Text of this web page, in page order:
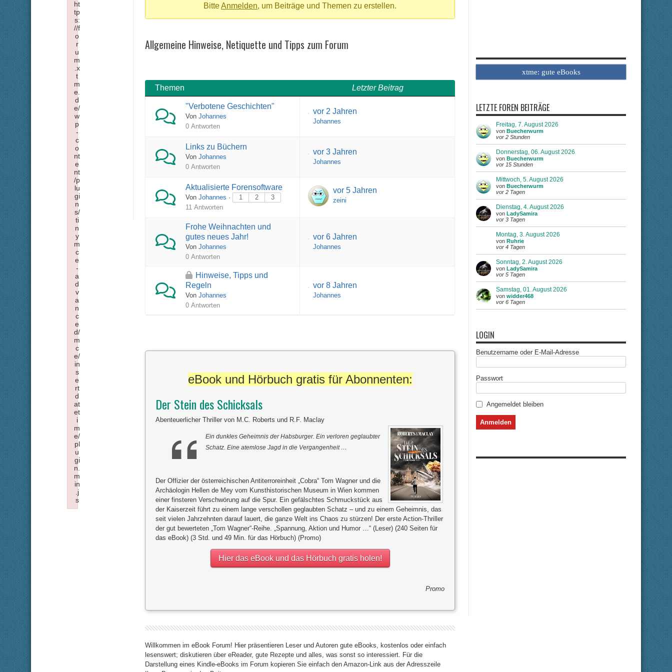
Du
hier:
BitteAnmelden, um Beiträge und Themen zu erstellen.
Allgemeine Hinweise, Netiquette und Tipps zum Forum
Themen Letzter Beitrag
"Verbotene Geschichten"
Von Johannes
0 Antworten
vor 2 Jahren
Johannes
Links zu Büchern
Von Johannes
0 Antworten
vor 3 Jahren
Johannes
Aktualisierte Forensoftware
Von Johannes · 1 2
3
11 Antworten
vor 5 Jahren
zeini
Frohe Weihnachten und
gutes neues Jahr!
Von Johannes
0 Antworten
vor 6 Jahren
Johannes
Hinweise, Tipps und
Regeln
Von Johannes
0 Antworten
vor 8 Jahren
Johannes
eBook und Hörbuch gratis für Abonnenten:
Der Stein des Schicksals
Abenteuerlicher Thriller von M.C. Roberts und R.F. Maclay
Ein dunkles Geheimnis der Habsburger. Ein verloren geglaubter
Schatz. Eine atemlose Jagd in die Vergangenheit …
Der Offizier der österreichischen Antiterroreinheit „Cobra“ Tom Wagner und die
Archäologin Hellen de Mey vom Kunsthistorischen Museum in Wien kommen
einer finsteren Verschwörung auf die Spur. Ein gefälschtes Schmuckstück aus
der Kaiserzeit führt zu einem lange verschollen geglaubten Schatz – und zu einem Geheimnis, das
seit vielen Jahrzehnten darauf lauert, die ganze Welt ins Chaos zu stürzen! Der erste Action-Thriller
der gut bewerteten „Tom Wagner“-Reihe. „Spannung, Aktion und Humor …“ (Leser) (240 Seiten für
das eBook) (3 Std. und 49 Min. für das Hörbuch) (Promo)
Hier das eBook und das Hörbuch gratis holen!
Promo
Willkommen im eBook Forum! Hier präsentieren Leser und Autoren gute eBooks, kostenlos oder einfach
lesenswert; diskutieren über eReader, gute Rezepte und alles, was sonst so interessiert. Für die
Darstellung eines Kindle-eBooks im Forum kopieren Sie einfach den Amazon-Link aus der Adresszeile
xtme: gute eBooks
LETZTE FOREN BEITRÄGE
Freitag, 7. August 2026
von Buecherwurm
vor 2 Stunden
Donnerstag, 06. August 2026
von Buecherwurm
vor 15 Stunden
Mittwoch, 5. August 2026
von Buecherwurm
vor 2 Tagen
Dienstag, 4. August 2026
von LadySamira
vor 3 Tagen
Montag, 3. August 2026
von Ruhrie
vor 4 Tagen
Sonntag, 2. August 2026
von LadySamira
vor 5 Tagen
Samstag, 01. August 2026
von widder468
vor 6 Tagen
LOGIN
Benutzername oder E-Mail-Adresse
Passwort
Angemeldet bleiben
ht
tp
s:
//f
o
r
u
m
.x
t
m
e.
d
e/
w
p
-
c
o
nt
e
nt
/p
lu
gi
n
s/
ti
n
y
m
c
e
-
a
d
v
a
n
c
e
d/
m
c
e/
in
s
e
rt
d
at
et
i
m
e/
pl
u
gi
n.
m
in
.j
s
Failed to load plugin: insertdatetime from url https://forum.xtme.de/wp-content/plugins/tinymce-advanced/mce/insertdatetime/plugin.min.js